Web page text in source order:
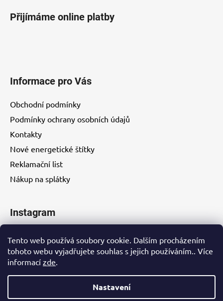
Tento web používá soubory cookie. Dalším procházením
tohoto webu vyjadřujete souhlas s jejich používáním.. Více
informací zde.
Nastavení
Přijímáme online platby
Informace pro Vás
Obchodní podmínky
Podmínky ochrany osobních údajů
Kontakty
Nové energetické štítky
Reklamační list
Nákup na splátky
Instagram